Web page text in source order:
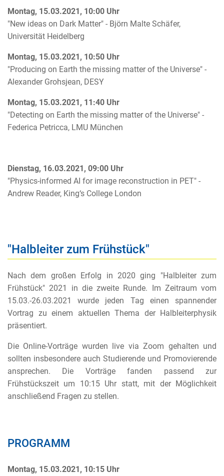
Montag, 15.03.2021, 10:00 Uhr
"New ideas on Dark Matter" - Björn Malte Schäfer,
Universität Heidelberg
Montag, 15.03.2021, 10:50 Uhr
"Producing on Earth the missing matter of the Universe" -
Alexander Grohsjean, DESY
Montag, 15.03.2021, 11:40 Uhr
"Detecting on Earth the missing matter of the Universe" -
Federica Petricca, LMU München
Dienstag, 16.03.2021, 09:00 Uhr
"Physics-informed AI for image reconstruction in PET" -
Andrew Reader, King‘s College London
"Halbleiter zum Frühstück"
Nach dem großen Erfolg in 2020 ging "Halbleiter zum
Frühstück" 2021 in die zweite Runde. Im Zeitraum vom
15.03.-26.03.2021 wurde jeden Tag einen spannender
Vortrag zu einem aktuellen Thema der Halbleiterphysik
präsentiert.
Die Online-Vorträge wurden live via Zoom gehalten und
sollten insbesondere auch Studierende und Promovierende
ansprechen. Die Vorträge fanden passend zur
Frühstückszeit um 10:15 Uhr statt, mit der Möglichkeit
anschließend Fragen zu stellen.
PROGRAMM
Montag, 15.03.2021, 10:15 Uhr